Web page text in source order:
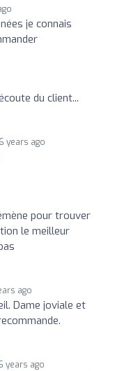
je connais
du client...
6 years ago
pour trouver
le meilleur
ago
Dame joviale et
years ago